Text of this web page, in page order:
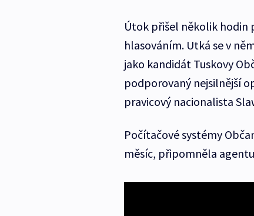
Útok přišel několik hodin
hlasováním. Utká se v
jako kandidát Tuskovy
podporovaný nejsilnější
pravicový nacionalista
Počítačové systémy
měsíc, připomněla